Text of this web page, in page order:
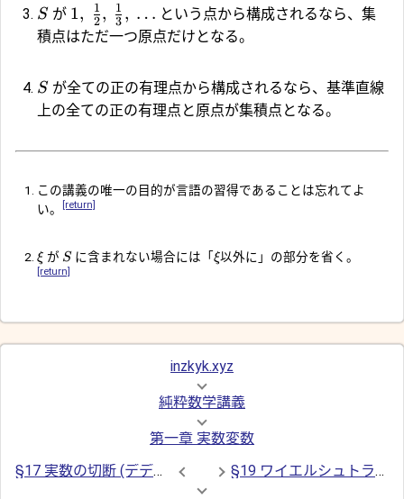
S が 1, 2
1 , 3
1 , … という点から構成されるなら、集
積点はただ一つ原点だけとなる。
S が全ての正の有理点から構成されるなら、基準直線
上の全ての正の有理点と原点が集積点となる。
この講義の唯一の目的が言語の習得であることは忘れてよ
い。
[return]
ξ が Sに含まれない場合には「 ξ以外に」の部分を省く。
[return]
inzkyk.xyz
純粋数学講義
第一章 実数変数
§17 実数の切断 (デデキントの定理)
§19 ワイエルシュトラスの定理